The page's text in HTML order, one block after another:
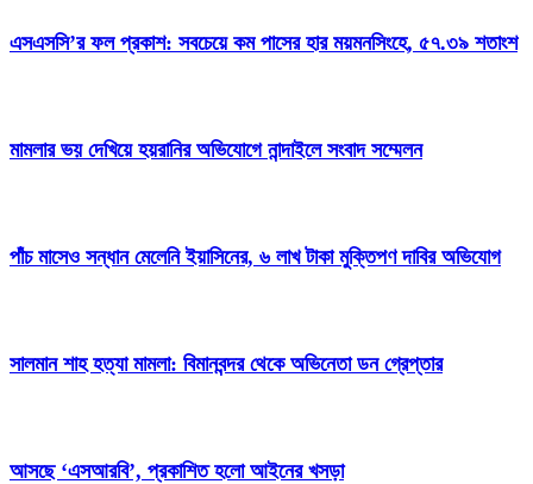
এসএসসি’র ফল প্রকাশ: সবচেয়ে কম পাসের হার ময়মনসিংহে, ৫৭.৩৯ শতাংশ
মামলার ভয় দেখিয়ে হয়রানির অভিযোগে নান্দাইলে সংবাদ সম্মেলন
পাঁচ মাসেও সন্ধান মেলেনি ইয়াসিনের, ৬ লাখ টাকা মুক্তিপণ দাবির অভিযোগ
সালমান শাহ হত্যা মামলা: বিমানবন্দর থেকে অভিনেতা ডন গ্রেপ্তার
আসছে ‘এসআরবি’, প্রকাশিত হলো আইনের খসড়া